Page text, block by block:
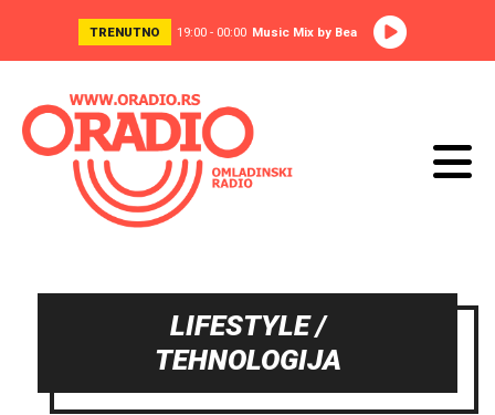
TRENUTNO 19:00 - 00:00 Music Mix by Bea
LIFESTYLE /
TEHNOLOGIJA